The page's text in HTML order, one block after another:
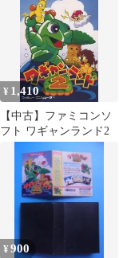
¥ 1,410
【中古】ファミコンソ
フト ワギャンランド2
¥900